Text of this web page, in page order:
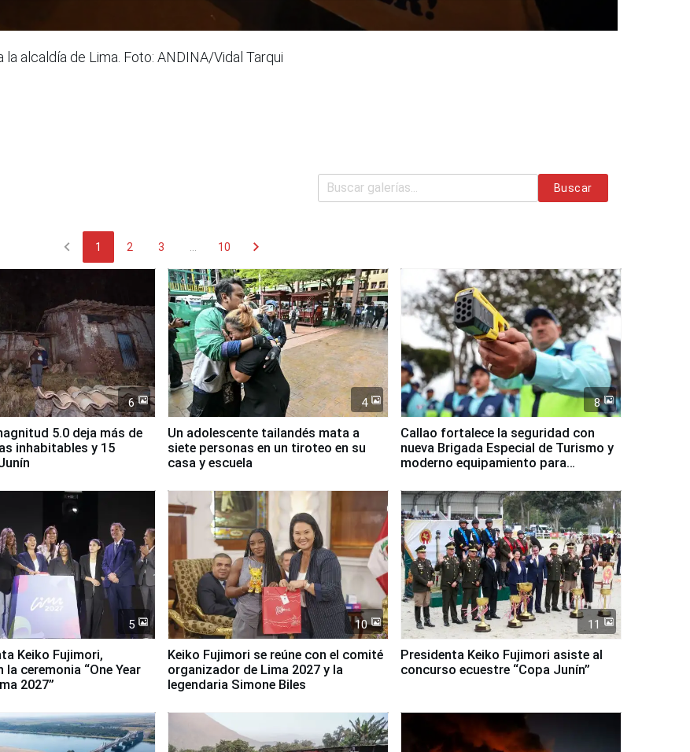
alcaldía de Lima. Foto: ANDINA/Vidal Tarqui
Buscar
chevron_left 1 2 3 10 chevron_right
6
5.0 deja más de
inhabitables y 15
4
Un adolescente tailandés mata a
siete personas en un tiroteo en su
casa y escuela
8
Callao fortalece la seguridad con
nueva Brigada Especial de Turismo y
moderno equipamiento para
5
Keiko Fujimori,
ceremonia “One Year
2027”
10
Keiko Fujimori se reúne con el comité
organizador de Lima 2027 y la
legendaria Simone Biles
11
Presidenta Keiko Fujimori asiste al
concurso ecuestre “Copa Junín”